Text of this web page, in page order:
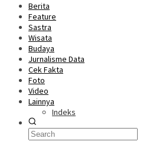
Berita
Feature
Sastra
Wisata
Budaya
Jurnalisme Data
Cek Fakta
Foto
Video
Lainnya
Indeks